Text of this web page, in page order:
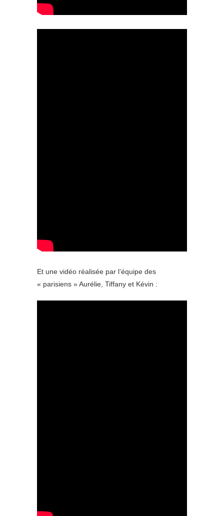
Et une vidéo réalisée par l’équipe des
« parisiens » Aurélie, Tiffany et Kévin :